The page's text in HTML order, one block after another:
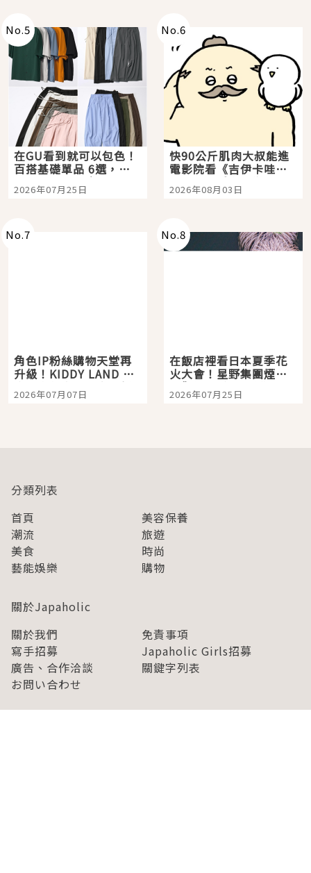
No.5
在GU看到就可以包色！
百搭基礎單品 6選，閉
眼全收也不心疼
2026年07月25日
No.6
快90公斤肌肉大叔能進
電影院看《吉伊卡哇》
嗎？日本重金屬樂團
「打首」會長與nagano
2026年08月03日
No.7
角色IP粉絲購物天堂再
升級！KIDDY LAND 原
宿店吉伊卡哇迎客，新
開幕 OMOKADO 店3分
2026年07月07日
No.8
在飯店裡看日本夏季花
火大會！星野集團煙火
景觀飯店6選，讓你不用
人擠人悠閒欣賞
2026年07月25日
分類列表
首頁
美容保養
潮流
旅遊
美食
時尚
藝能娛樂
購物
關於Japaholic
關於我們
免責事項
寫手招募
Japaholic Girls招募
廣告、合作洽談
關鍵字列表
お問い合わせ